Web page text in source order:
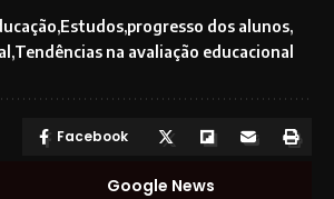
Estudos progresso dos alunos
Tendências na avaliação educacional
Facebook
Google News